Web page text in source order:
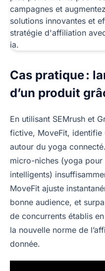
Cas pratique :
d’un produit
En utilisant SEMrush et
fictive, MoveFit, identifie
autour du yoga
micro-niches (yoga pour
intelligents)
MoveFit ajuste
bonne audience, et
de concurrents établis
la nouvelle norme de
donnée.